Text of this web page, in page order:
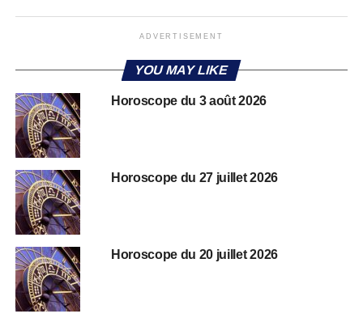
ADVERTISEMENT
YOU MAY LIKE
Horoscope du 3 août 2026
Horoscope du 27 juillet 2026
Horoscope du 20 juillet 2026